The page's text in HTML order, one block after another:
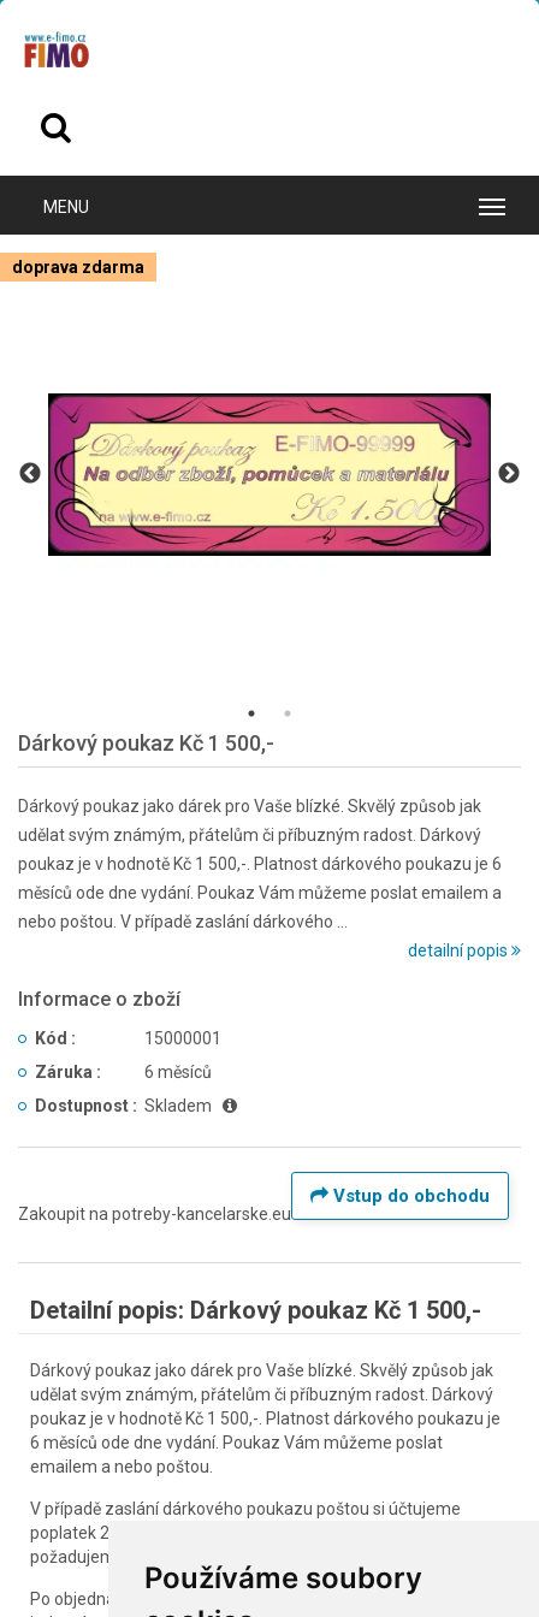
Používáme soubory
doprava zdarma
Dárkový poukaz Kč 1 500,-
Dárkový poukaz jako dárek pro Vaše blízké. Skvělý způsob jak
udělat svým známým, přátelům či příbuzným radost. Dárkový
poukaz je v hodnotě Kč 1 500,-. Platnost dárkového poukazu je 6
měsíců ode dne vydání. Poukaz Vám můžeme poslat emailem a
nebo poštou. V případě zaslání dárkového ...
detailní popis
Informace o zboží
Kód :
15000001
Záruka :
6 měsíců
Dostupnost : Skladem
Zakoupit na potreby-kancelarske.eu
Vstup do obchodu
Detailní popis: Dárkový poukaz Kč 1 500,-
Dárkový poukaz jako dárek pro Vaše blízké. Skvělý způsob jak
udělat svým známým, přátelům či příbuzným radost. Dárkový
poukaz je v hodnotě Kč 1 500,-. Platnost dárkového poukazu je
6 měsíců ode dne vydání. Poukaz Vám můžeme poslat
emailem a nebo poštou.
V případě zaslání dárkového poukazu poštou si účtujeme
poplatek 20,- Kč. Dárkový poukaz nezasíláme na dobírku a
požadujeme platbu předem na náš účet.
Po objednání dárkového pokazu Vám vygenerujeme